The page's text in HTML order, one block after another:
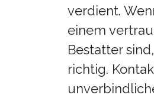
verdient.
einem
Bestatter
richtig.